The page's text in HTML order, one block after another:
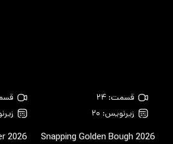
قسمت: ۲۴
زیرنویس: ۲۰
Snapping Golden Bough2026
2026